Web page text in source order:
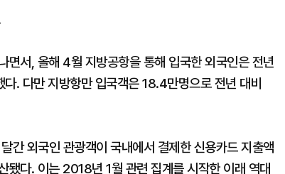
면서, 올해 4월 지방공항을 통해 입국한 외국인은 전년
다만 지방항만 입국객은 18.4만명으로 전년 대비
간 외국인 관광객이 국내에서 결제한 신용카드 지출액
다. 이는 2018년 1월 관련 집계를 시작한 이래 역대